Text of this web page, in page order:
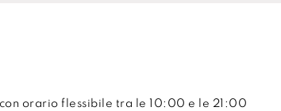
orario flessibile tra le 10:00 e le 21:00